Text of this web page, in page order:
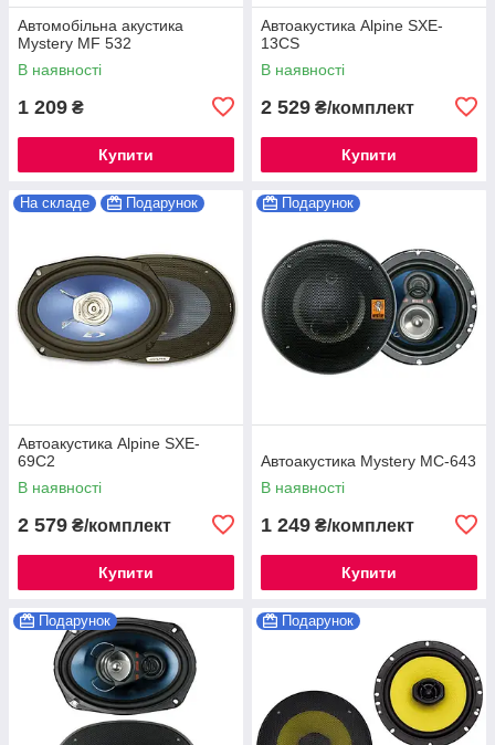
Автомобільна акустика
Mystery MF 532
В наявності
1 209 ₴
Купити
Автоакустика Alpine SXE-
13CS
В наявності
2 529 ₴/комплект
Купити
На складе Подарунок
Автоакустика Alpine SXE-
69C2
В наявності
2 579 ₴/комплект
Купити
Подарунок
Автоакустика Mystery MC-643
В наявності
1 249 ₴/комплект
Купити
Подарунок Подарунок